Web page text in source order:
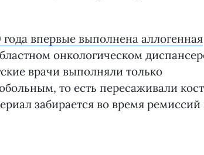
года впервые выполнена аллогенная
онкологическом
врачи выполняли только
то есть пересаживали
забирается во время ремиссий